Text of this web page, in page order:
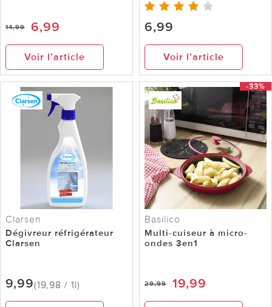
14,99 6,99
Voir l’article
6,99
Voir l’article
Clarsen
Dégivreur réfrigérateur
Clarsen
9,99(19,98 / 1l)
-33%
Basilico
Multi-cuiseur à micro-
ondes 3en1
29,99 19,99